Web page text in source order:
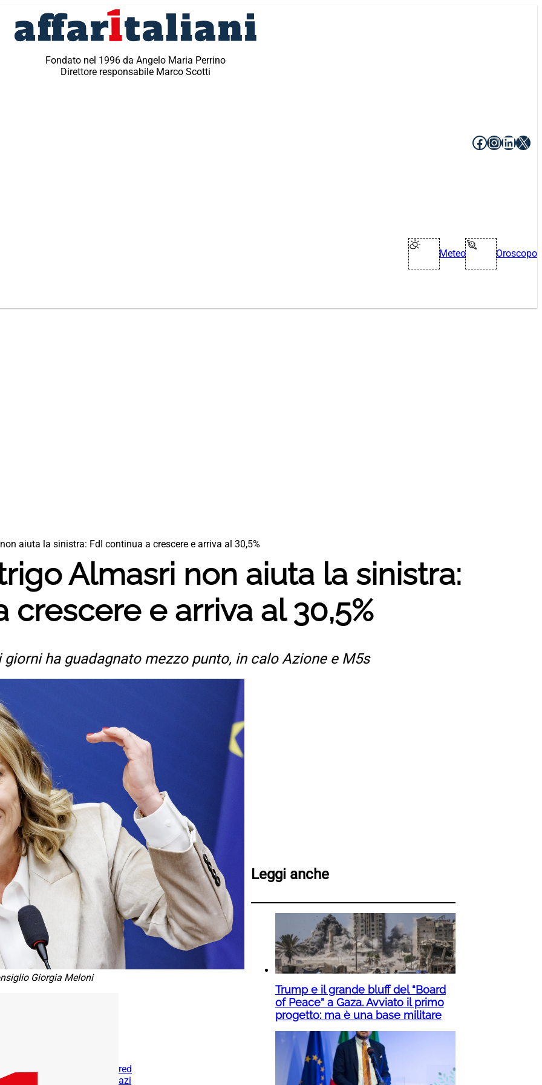
Fondato nel 1996 da Angelo Maria Perrino
Direttore responsabile Marco Scotti
Facebook
X
Meteo Oroscopo
aiuta la sinistra: FdI continua a crescere e arriva al 30,5%
Almasri non aiuta la sinistra:
crescere e arriva al 30,5%
ha guadagnato mezzo punto, in calo Azione e M5s
Giorgia Meloni
red
azi
Leggi anche
Trump e il grande bluff del “Board
of Peace” a Gaza. Avviato il primo
progetto: ma è una base militare